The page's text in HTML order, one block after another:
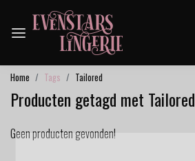
Home Tags Tailored
Producten getagd met Tailored
Geen producten gevonden!